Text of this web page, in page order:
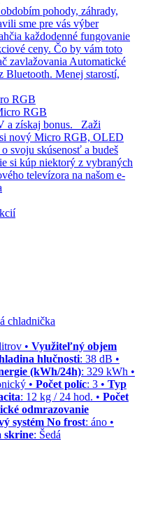
pohody, záhrady,
sme pre vás výber
každodenné fungovanie
ceny. Čo by vám toto
zavlažovania Automatické
Bluetooth. Menej starostí,
RGB
a získaj bonus. Zaži
nový Micro RGB, OLED
svoju skúsenosť a budeš
si kúp niektorý z vybraných
televízora na našom e-
chladnička
• Využiteľný objem
hlučnosti: 38 dB •
(kWh/24h): 329 kWh •
• Počet políc: 3 • Typ
: 12 kg / 24 hod. • Počet
odmrazovanie
systém No frost: áno •
skrine: Šedá